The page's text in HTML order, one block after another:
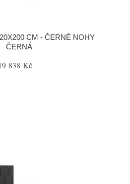
CM - ČERNÉ NOHY
ČERNÁ
838 Kč